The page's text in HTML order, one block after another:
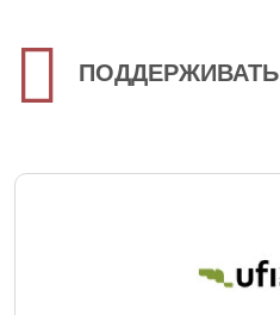
ПОДДЕРЖИВАТЬ